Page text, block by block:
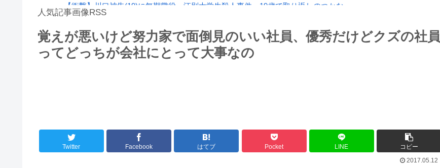
【衝撃】川口被告(19)に無期懲役 江別大学生殺人事件、19歳で取り返しのつかな...
【第一位】車で要らない装備、「電動シート」に決まる・・・
8/4のニュース
人気記事画像RSS
覚えが悪いけど努力家で面倒見のいい社員、優秀だけどクズの社員
ってどっちが会社にとって大事なの
Twitter Facebook はてブ Pocket LINE
コピー
2017.05.12